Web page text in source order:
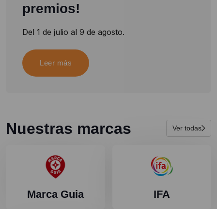
premios!
Del 1 de julio al 9 de agosto.
Leer más
Nuestras marcas Ver todas
Marca Guia IFA